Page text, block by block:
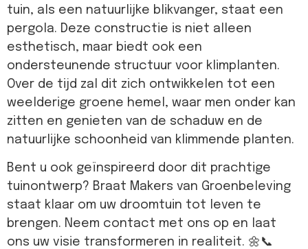
tuin, als een natuurlijke blikvanger, staat een
pergola. Deze constructie is niet alleen
esthetisch, maar biedt ook een
ondersteunende structuur voor klimplanten.
Over de tijd zal dit zich ontwikkelen tot een
weelderige groene hemel, waar men onder kan
zitten en genieten van de schaduw en de
natuurlijke schoonheid van klimmende planten.
Bent u ook geïnspireerd door dit prachtige
tuinontwerp? Braat Makers van Groenbeleving
staat klaar om uw droomtuin tot leven te
brengen. Neem contact met ons op en laat
ons uw visie transformeren in realiteit. 🌼📞